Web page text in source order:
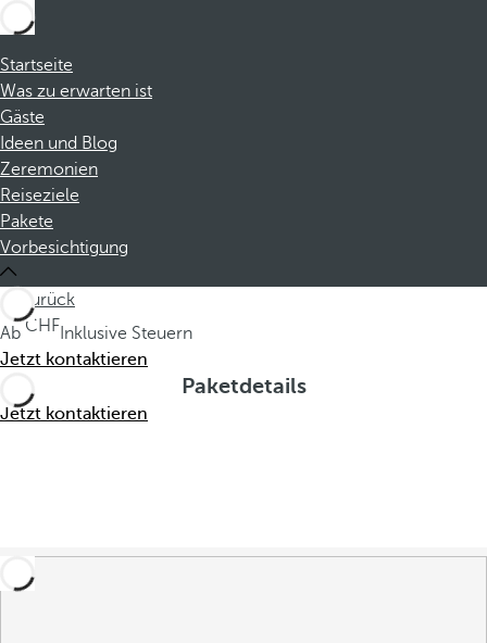
Startseite
Was zu erwarten ist
Gäste
Ideen und Blog
Zeremonien
Reiseziele
Pakete
Vorbesichtigung
zurück
Ab
Inklusive Steuern
Jetzt kontaktieren
Paketdetails
Jetzt kontaktieren